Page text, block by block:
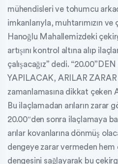
mühendisleri ve tohumcu
imkanlarıyla, muhtarımızın
Hanoğlu Mahallemizdeki
artışını kontrol altına alıp
çalışacağız” dedi.
YAPILACAK, ARILAR
zamanlamasına dikkat çeken
Bu ilaçlamadan arıların zarar
20.00″den sonra ilaçlamaya
arılar kovanlarına dönmüş
dengeye zarar vermeden
dengesini sağlayarak bu